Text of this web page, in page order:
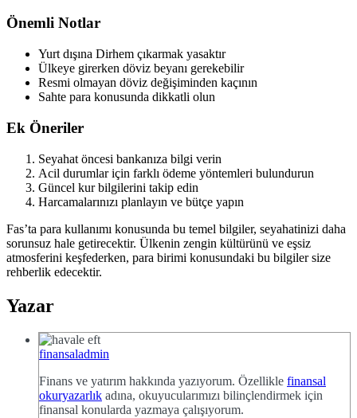
Önemli Notlar
Yurt dışına Dirhem çıkarmak yasaktır
Ülkeye girerken döviz beyanı gerekebilir
Resmi olmayan döviz değişiminden kaçının
Sahte para konusunda dikkatli olun
Ek Öneriler
Seyahat öncesi bankanıza bilgi verin
Acil durumlar için farklı ödeme yöntemleri bulundurun
Güncel kur bilgilerini takip edin
Harcamalarınızı planlayın ve bütçe yapın
Fas’ta para kullanımı konusunda bu temel bilgiler, seyahatinizi daha
sorunsuz hale getirecektir. Ülkenin zengin kültürünü ve eşsiz
atmosferini keşfederken, para birimi konusundaki bu bilgiler size
rehberlik edecektir.
Yazar
finansaladmin
Finans ve yatırım hakkında yazıyorum. Özellikle finansal
okuryazarlık adına, okuyucularımızı bilinçlendirmek için
finansal konularda yazmaya çalışıyorum.